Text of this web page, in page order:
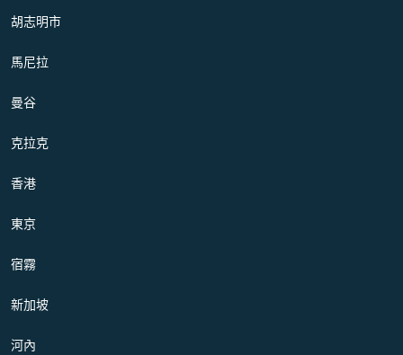
胡志明市
馬尼拉
曼谷
克拉克
香港
東京
宿霧
新加坡
河內